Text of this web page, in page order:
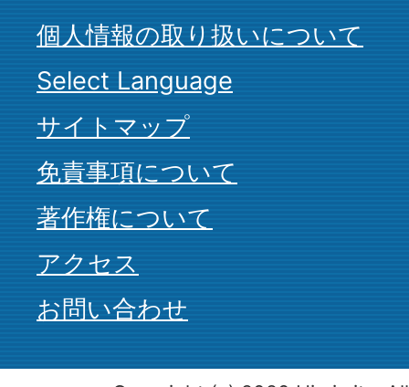
個人情報の取り扱いについて
Select Language
サイトマップ
免責事項について
著作権について
アクセス
お問い合わせ